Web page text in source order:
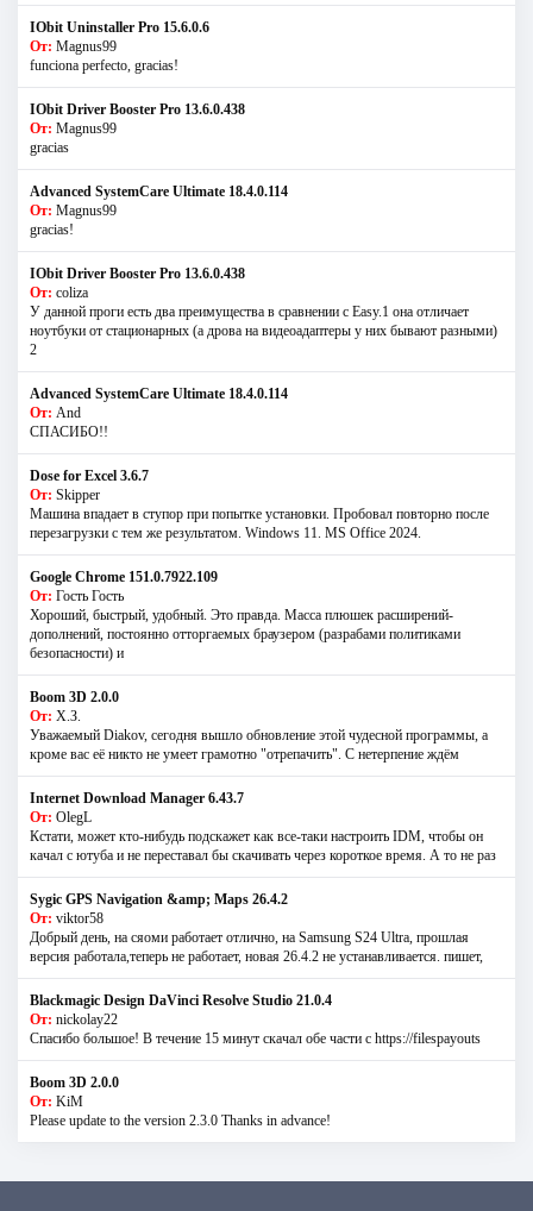
IObit Uninstaller Pro 15.6.0.6
От: Magnus99
funciona perfecto, gracias!
IObit Driver Booster Pro 13.6.0.438
От: Magnus99
gracias
Advanced SystemCare Ultimate 18.4.0.114
От: Magnus99
gracias!
IObit Driver Booster Pro 13.6.0.438
От: coliza
У данной проги есть два преимущества в сравнении с Easy.1 она отличает
ноутбуки от стационарных (а дрова на видеоадаптеры у них бывают разными)
2
Advanced SystemCare Ultimate 18.4.0.114
От: And
СПАСИБО!!
Dose for Excel 3.6.7
От: Skipper
Машина впадает в ступор при попытке установки. Пробовал повторно после
перезагрузки с тем же результатом. Windows 11. MS Offiсe 2024.
Google Chrome 151.0.7922.109
От: Гость Гость
Хороший, быстрый, удобный. Это правда. Масса плюшек расширений-
дополнений, постоянно отторгаемых браузером (разрабами политиками
безопасности) и
Boom 3D 2.0.0
От: Х.З.
Уважаемый Diakov, сегодня вышло обновление этой чудесной программы, а
кроме вас её никто не умеет грамотно "отрепачить". С нетерпение ждём
Internet Download Manager 6.43.7
От: OlegL
Кстати, может кто-нибудь подскажет как все-таки настроить IDM, чтобы он
качал с ютуба и не переставал бы скачивать через короткое время. А то не раз
Sygic GPS Navigation &amp; Maps 26.4.2
От: viktor58
Добрый день, на сяоми работает отлично, на Samsung S24 Ultra, прошлая
версия работала,теперь не работает, новая 26.4.2 не устанавливается. пишет,
Blackmagic Design DaVinci Resolve Studio 21.0.4
От: nickolay22
Спасибо большое! В течение 15 минут скачал обе части с https://filespayouts
Boom 3D 2.0.0
От: KiM
Please update to the version 2.3.0 Thanks in advance!